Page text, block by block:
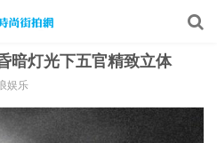
暗灯光下五官精致立体
娱乐